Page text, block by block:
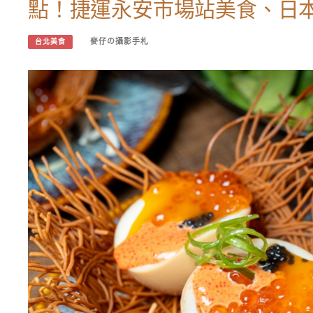
點！捷運永安市場站美食、日
台北美食 麥仔の攝影手札